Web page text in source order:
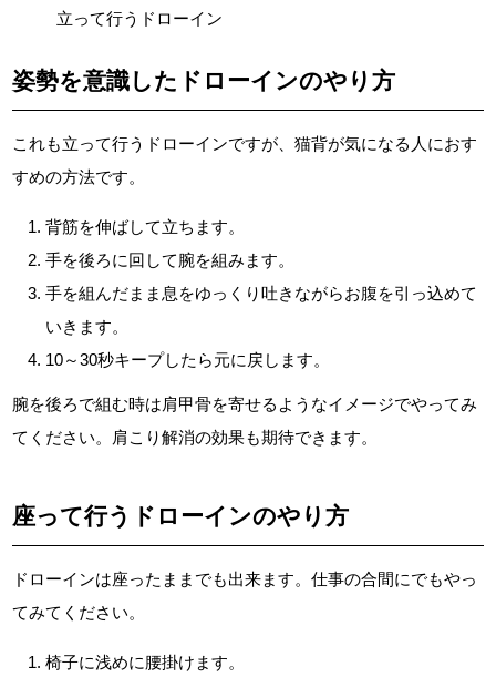
立って行うドローイン
姿勢を意識したドローインのやり方
これも立って行うドローインですが、猫背が気になる人におす
すめの方法です。
背筋を伸ばして立ちます。
手を後ろに回して腕を組みます。
手を組んだまま息をゆっくり吐きながらお腹を引っ込めて
いきます。
10～30秒キープしたら元に戻します。
腕を後ろで組む時は肩甲骨を寄せるようなイメージでやってみ
てください。肩こり解消の効果も期待できます。
座って行うドローインのやり方
ドローインは座ったままでも出来ます。仕事の合間にでもやっ
てみてください。
椅子に浅めに腰掛けます。